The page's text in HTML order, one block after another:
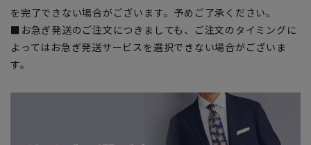
を完了できない場合がございます。予めご了承ください。
■お急ぎ発送のご注文につきましても、ご注文のタイミングに
よってはお急ぎ発送サービスを選択できない場合がございま
す。